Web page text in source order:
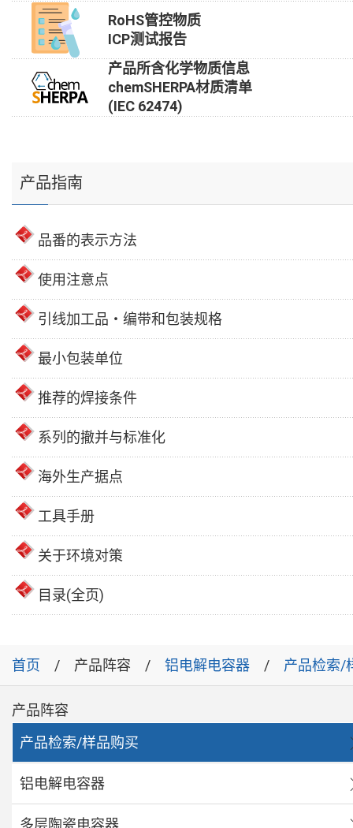
RoHS管控物质
ICP测试报告
产品所含化学物质信息
chemSHERPA材质清单
(IEC 62474)
产品指南
品番的表示方法
使用注意点
引线加工品・编带和包装规格
最小包装单位
推荐的焊接条件
系列的撤并与标准化
海外生产据点
工具手册
关于环境对策
目录(全页)
首页 产品阵容 铝电解电容器 产品检索/
产品阵容
产品检索/样品购买
铝电解电容器
多层陶瓷电容器